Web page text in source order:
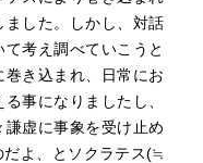
物という議論の図式が
トスの設定がかなり
、産婆であったとい
ソクラテスの論証の
まり見られなかった
した。しかし、対話
考え調べていこうと
き込まれ、日常にお
事になりましたし、
虚に事象を受け止め
だよ、とソクラテス(≒